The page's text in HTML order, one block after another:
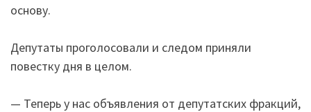
основу.
Депутаты проголосовали и следом приняли
повестку дня в целом.
— Теперь у нас объявления от депутатских фракций,